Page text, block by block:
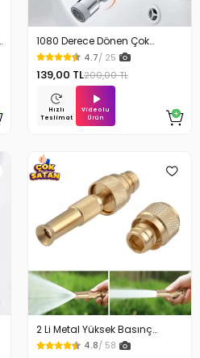
1080 Derece Dönen Çok
Fonksiyonlu Musluk Başlığı
4.7/ 25
139,00 TL200,00 TL
Hızlı
Teslimat
Videolu
Ürün
2 Li Metal Yüksek Basınç
Yağmurlamalı Hortum Ucu
4.8/ 58